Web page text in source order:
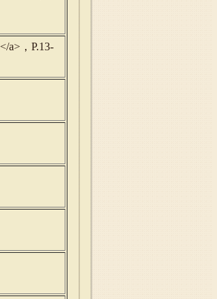
a>，P.13-